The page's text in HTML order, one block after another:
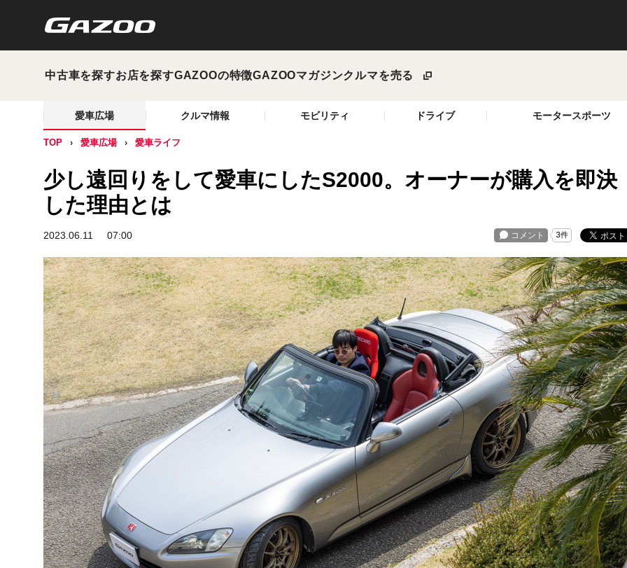
中古車を探すお店を探すGAZOOの特徴GAZOOマガジンクルマを売る
愛車広場 クルマ情報 モビリティ ドライブ モータースポーツ
TOP 愛車広場 愛車ライフ
少し遠回りをして愛車にしたS2000。オーナーが購入を即決
した理由とは
2023.06.11 07:00